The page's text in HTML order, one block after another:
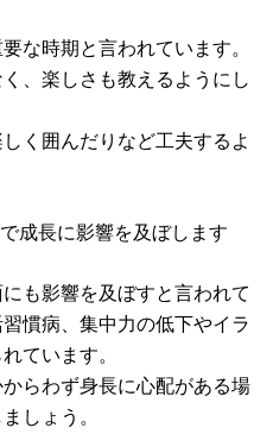
な時期と言われています。
、楽しさも教えるようにし
く囲んだりなど工夫するよ
成長に影響を及ぼします
も影響を及ぼすと言われて
慣病、集中力の低下やイラ
ています。
らわず身長に心配がある場
しょう。